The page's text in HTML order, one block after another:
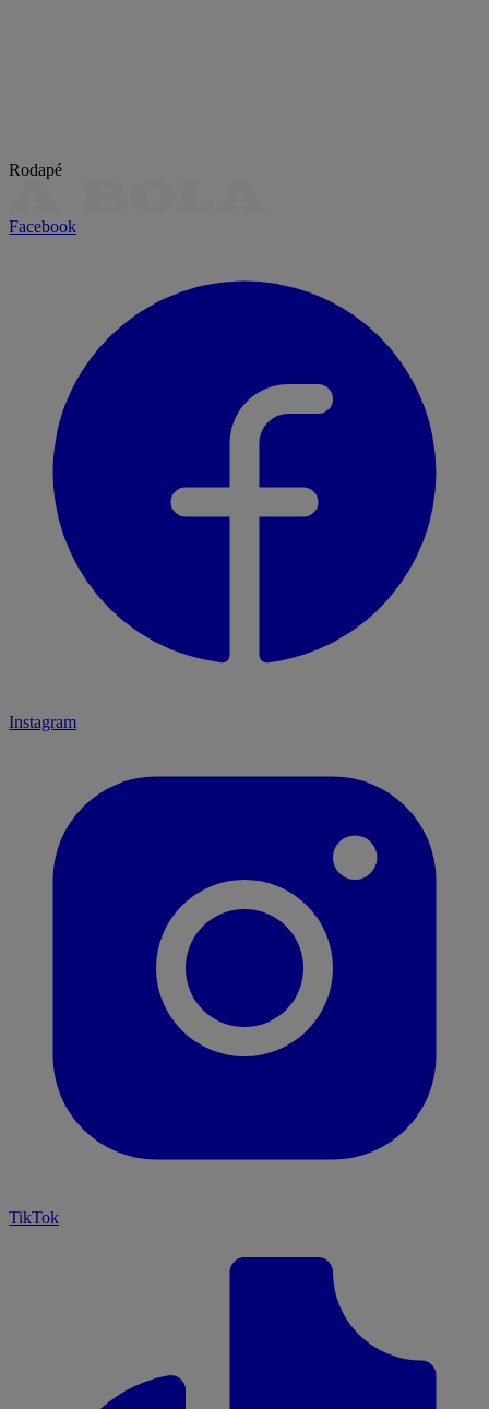
Rodapé
Facebook
Instagram
TikTok